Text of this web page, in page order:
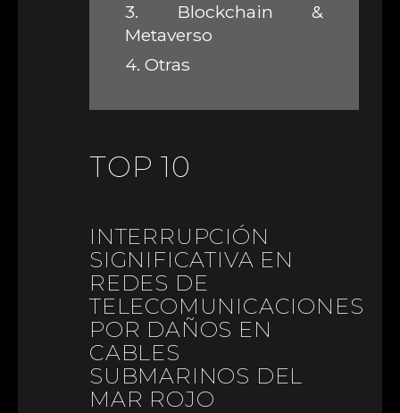
3. Blockchain &
Metaverso
4. Otras
TOP 10
INTERRUPCIÓN
SIGNIFICATIVA EN
REDES DE
TELECOMUNICACIONES
POR DAÑOS EN
CABLES
SUBMARINOS DEL
MAR ROJO